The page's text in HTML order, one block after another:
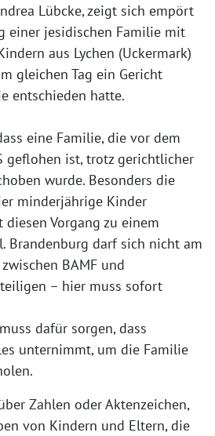
Lübcke, zeigt sich empört
einer jesidischen Familie mit
aus Lychen (Uckermark)
gleichen Tag ein Gericht
entschieden hatte.
eine Familie, die vor dem
geflohen ist, trotz gerichtlicher
wurde. Besonders die
minderjährige Kinder
Vorgang zu einem
Brandenburg darf sich nicht am
BAMF und
– hier muss sofort
dafür sorgen, dass
unternimmt, um die Familie
Zahlen oder Aktenzeichen,
von Kindern und Eltern, die